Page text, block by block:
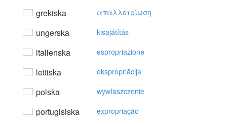
grekiska απαλλoτρίωση
ungerska kisajátítás
italienska espropriazione
lettiska ekspropriācija
polska wywłaszczenie
portugisiska expropriação